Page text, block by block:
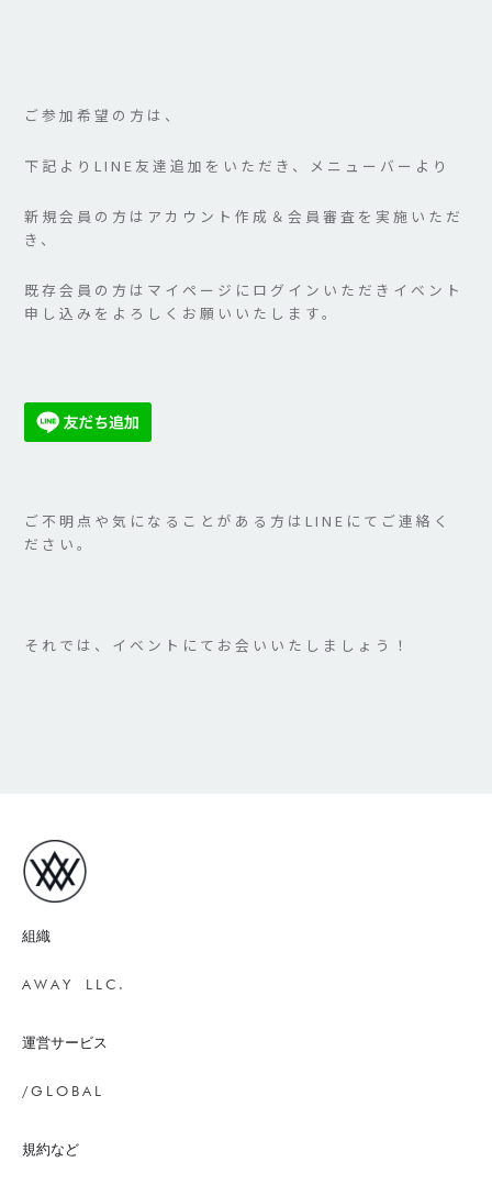
ご参加希望の方は、
下記よりLINE友達追加をいただき、メニューバーより
新規会員の方はアカウント作成＆会員審査を実施いただ
き、
既存会員の方はマイページにログインいただきイベント
申し込みをよろしくお願いいたします。
ご不明点や気になることがある方はLINEにてご連絡く
ださい。
それでは、イベントにてお会いいたしましょう！
組織
AWAY LLC.
運営サービス
/GLOBAL
規約など